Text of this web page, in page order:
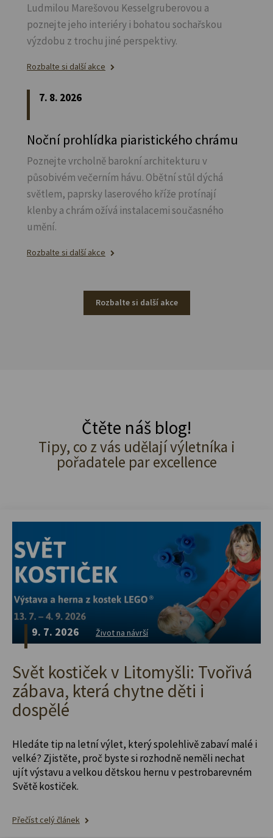
Ludmilou Marešovou Kesselgruberovou a
poznejte jeho interiéry i bohatou sochařskou
výzdobu z trochu jiné perspektivy.
Rozbalte si další akce
7. 8. 2026
Noční prohlídka piaristického chrámu
Poznejte vrcholně barokní architekturu v
působivém večerním hávu. Obětní stůl dýchá
světlem, paprsky laserového kříže protínají
klenby a chrám ožívá instalacemi současného
umění.
Rozbalte si další akce
Rozbalte si další akce
Čtěte náš blog!
Tipy, co z vás udělají výletníka i
pořadatele par excellence
9. 7. 2026 Život na návrší
Svět kostiček v Litomyšli: Tvořivá
zábava, která chytne děti i
dospělé
Hledáte tip na letní výlet, který spolehlivě zabaví malé i
velké? Zjistěte, proč byste si rozhodně neměli nechat
ujít výstavu a velkou dětskou hernu v pestrobarevném
Světě kostiček.
Přečíst celý článek